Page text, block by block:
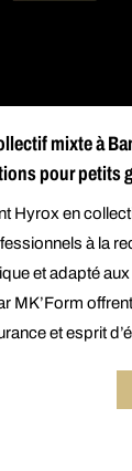
mixte à
pour petits
Hyrox en
à la
et adapté
MK’Form
et esprit